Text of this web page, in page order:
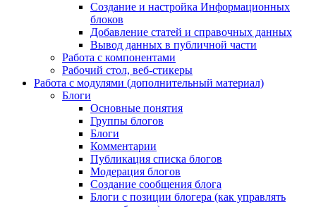
Создание и настройка Информационных
блоков
Добавление статей и справочных данных
Вывод данных в публичной части
Работа с компонентами
Рабочий стол, веб-стикеры
Работа с модулями (дополнительный материал)
Блоги
Основные понятия
Группы блогов
Блоги
Комментарии
Публикация списка блогов
Модерация блогов
Создание сообщения блога
Блоги с позиции блогера (как управлять